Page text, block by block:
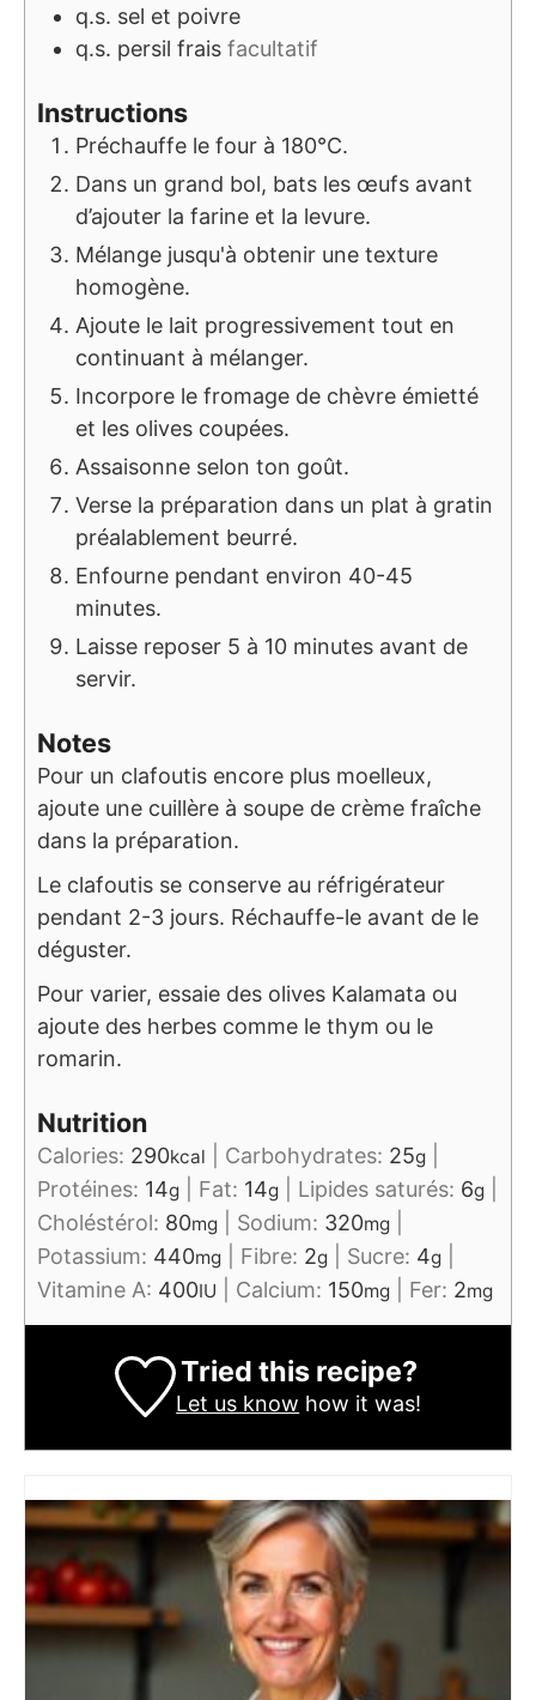
q.s. sel et poivre
q.s. persil frais facultatif
Instructions
Préchauffe le four à 180°C.
Dans un grand bol, bats les œufs avant
d’ajouter la farine et la levure.
Mélange jusqu'à obtenir une texture
homogène.
Ajoute le lait progressivement tout en
continuant à mélanger.
Incorpore le fromage de chèvre émietté
et les olives coupées.
Assaisonne selon ton goût.
Verse la préparation dans un plat à gratin
préalablement beurré.
Enfourne pendant environ 40-45
minutes.
Laisse reposer 5 à 10 minutes avant de
servir.
Notes
Pour un clafoutis encore plus moelleux,
ajoute une cuillère à soupe de crème fraîche
dans la préparation.
Le clafoutis se conserve au réfrigérateur
pendant 2-3 jours. Réchauffe-le avant de le
déguster.
Pour varier, essaie des olives Kalamata ou
ajoute des herbes comme le thym ou le
romarin.
Nutrition
Calories: 290kcal Carbohydrates: 25g
Protéines: 14g Fat: 14g Lipides saturés: 6g
Choléstérol: 80mg Sodium: 320mg
Potassium: 440mg Fibre: 2g Sucre: 4g
Vitamine A: 400IU Calcium: 150mg Fer: 2mg
Tried this recipe?
Let us know how it was!